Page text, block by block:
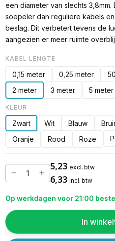
een diameter van slechts
soepeler dan reguliere kabels
beslag. Dit verbetert tevens de
aangezien er meer ruimte
KABEL LENGTE
0,15 meter 0,25 meter
2 meter
3 meter 5 meter
KLEUR
Zwart Wit Blauw
Oranje
Rood Roze
5,23 excl. btw
6,33 incl. btw
Op werkdagen voor 21:00
In